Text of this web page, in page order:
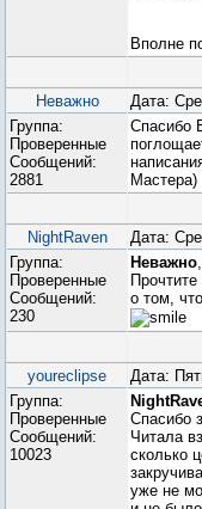
Вполне
Неважно Дата:
Группа:
Проверенные
Сообщений:
2881
Спасибо
Мастера)
NightRaven Дата:
Группа:
Проверенные
Сообщений:
230
Неважно
о том,
youreclipse Дата:
Группа:
Проверенные
Сообщений:
10023
Спасибо
Читала
сколько
уже не